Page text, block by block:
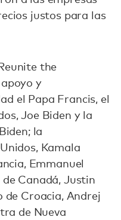
justos para las
the
y
el Papa Francis, el
Joe Biden y la
la
Kamala
Emmanuel
Canadá, Justin
Croacia, Andrej
de Nueva